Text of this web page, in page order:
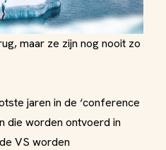
maar ze zijn nog nooit zo
jaren in de ‘conference
die worden ontvoerd in
VS worden